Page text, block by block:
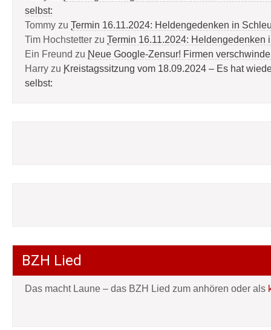
selbst:
Tommy zu Termin 16.11.2024: Heldengedenken in
Tim Hochstetter zu Termin 16.11.2024: Heldengedenken
Ein Freund zu Neue Google-Zensur! Firmen
Harry zu Kreistagssitzung vom 18.09.2024 – Es hat
selbst:
BZH Lied
Das macht Laune – das BZH Lied zum anhören oder als